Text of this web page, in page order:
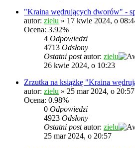
"Kraina wędrujących dworów" -
autor: zielu » 17 kwie 2024, o
Ocena: 3.92%
4 Odpowiedzi
4713 Odsłony
Ostatni postautor: zielu
26 kwie 2024, o 10:23
Zrzutka na książkę "Kraina
autor: zielu » 25 mar 2024, o 20:57
Ocena: 0.98%
0 Odpowiedzi
4923 Odsłony
Ostatni postautor: zielu
25 mar 2024, o 20:57